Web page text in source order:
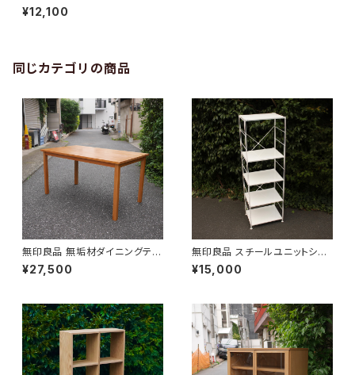
¥12,100
同じカテゴリの商品
無印良品 無垢材ダイニングテー
ブル
¥27,500
無印良品 スチールユニットシェ
ルフ 大
¥15,000